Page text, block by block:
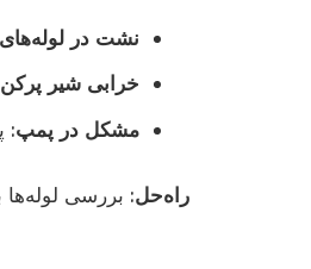
نشت در
خرابی شیر پرکن
مشکل در پمپ:
راه‌حل: بررسی